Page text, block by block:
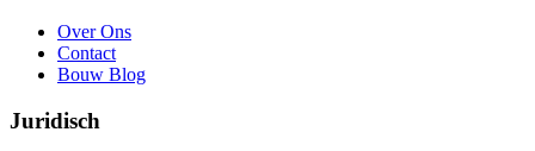
Over Ons
Contact
Bouw Blog
Juridisch